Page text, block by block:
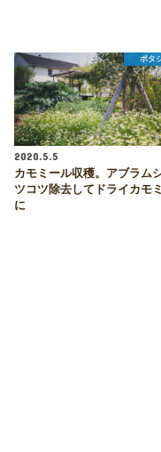
ポタ
2020.5.5
カモミール収穫。アブラム
ツコツ除去してドライカモ
に